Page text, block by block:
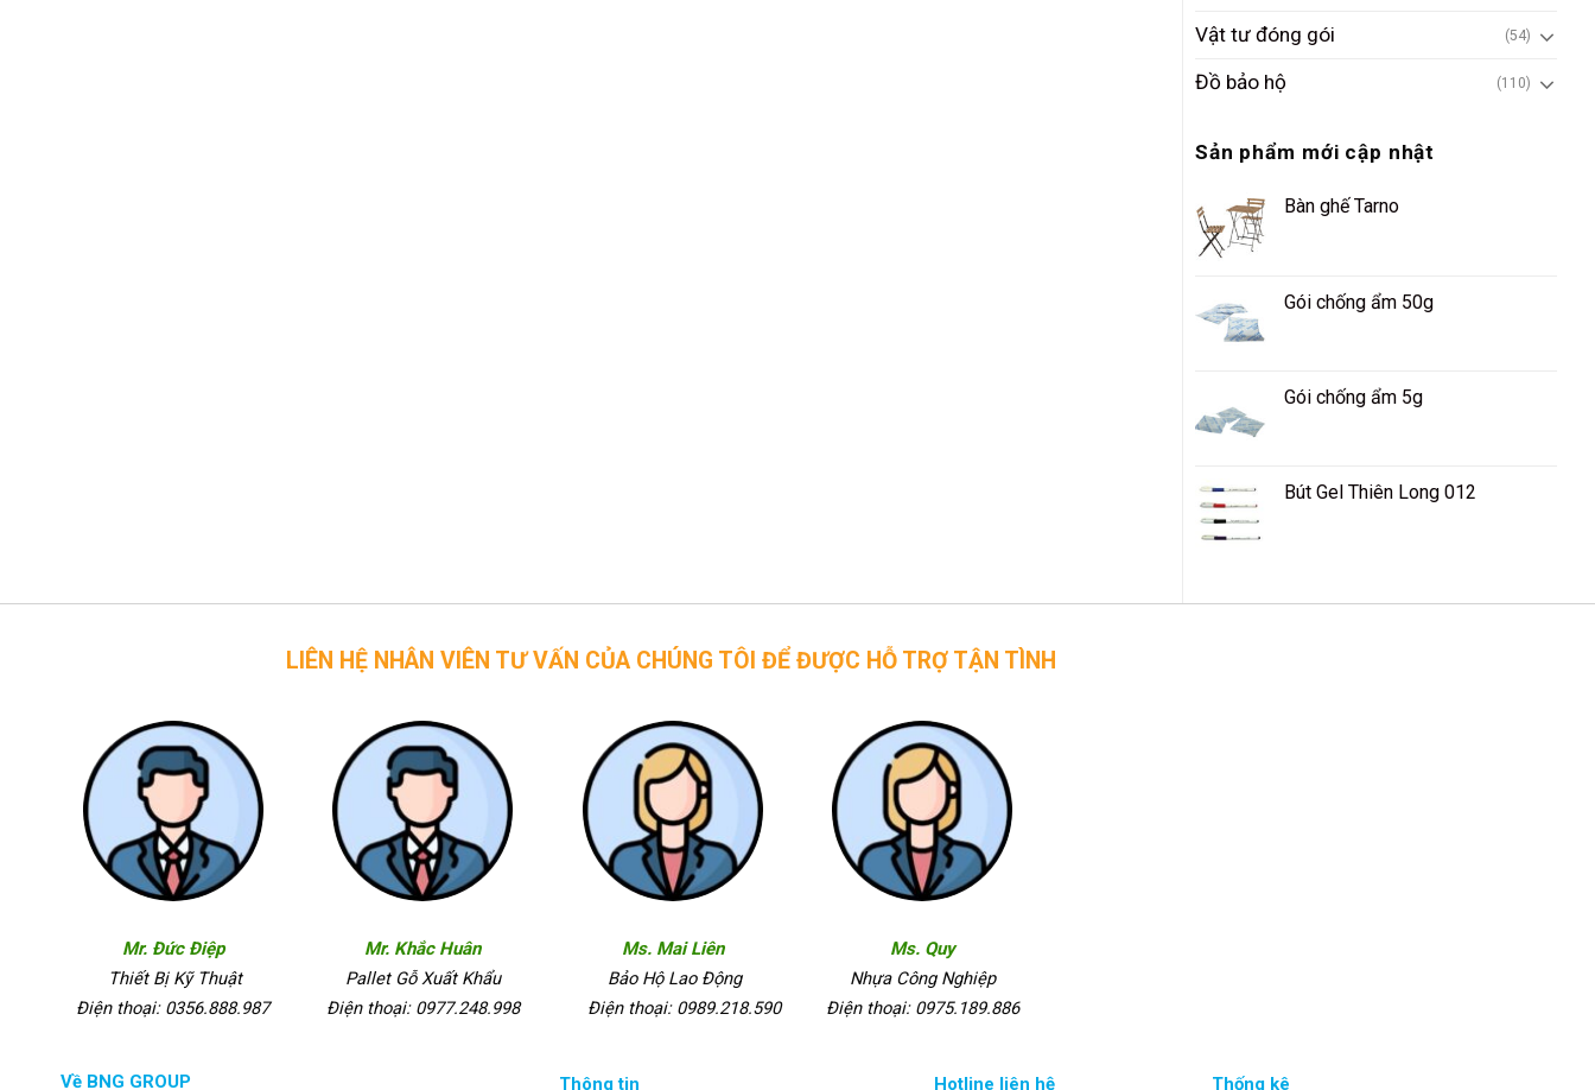
Vật tư đóng gói (54)
Đồ bảo hộ (110)
Sản phẩm mới cập nhật
Bàn ghế Tarno
Gói chống ẩm 50g
Gói chống ẩm 5g
Bút Gel Thiên Long 012
LIÊN HỆ NHÂN VIÊN TƯ VẤN CỦA CHÚNG TÔI ĐỂ ĐƯỢC HỖ TRỢ TẬN TÌNH
Mr. Đức Điệp
Thiết Bị Kỹ Thuật
Điện thoại: 0356.888.987
Mr. Khắc Huân
Pallet Gỗ Xuất Khẩu
Điện thoại: 0977.248.998
Ms. Mai Liên
Bảo Hộ Lao Động
Điện thoại: 0989.218.590
Ms. Quy
Nhựa Công Nghiệp
Điện thoại: 0975.189.886
Về BNG GROUP Thông tin Hotline liên hệ Thống kê